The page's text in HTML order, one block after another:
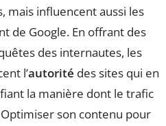
mais influencent aussi les
de Google. En offrant des
des internautes, les
l’autorité des sites qui en
la manière dont le trafic
son contenu pour